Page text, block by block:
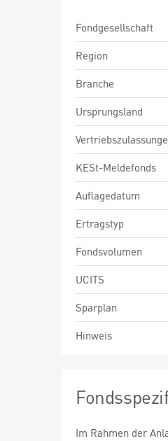
Fondgesellschaft
Region
Branche
Ursprungsland
KESt-Meldefonds
Auflagedatum
Ertragstyp
Fondsvolumen
UCITS
Sparplan
Hinweis
Im Rahmen der